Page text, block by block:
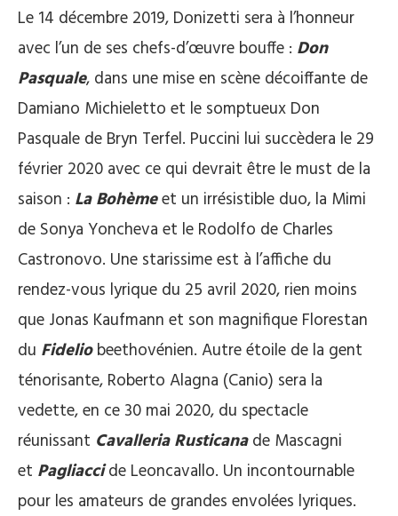
Le 14 décembre 2019, Donizetti sera à l’honneur
avec l’un de ses chefs-d’œuvre bouffe : Don
Pasquale, dans une mise en scène décoiffante de
Damiano Michieletto et le somptueux Don
Pasquale de Bryn Terfel. Puccini lui succèdera le 29
février 2020 avec ce qui devrait être le must de la
saison : La Bohèmeet un irrésistible duo, la Mimi
de Sonya Yoncheva et le Rodolfo de Charles
Castronovo. Une starissime est à l’affiche du
rendez-vous lyrique du 25 avril 2020, rien moins
que Jonas Kaufmann et son magnifique Florestan
du Fideliobeethovénien. Autre étoile de la gent
ténorisante, Roberto Alagna (Canio) sera la
vedette, en ce 30 mai 2020, du spectacle
réunissant Cavalleria Rusticanade Mascagni
et Pagliaccide Leoncavallo. Un incontournable
pour les amateurs de grandes envolées lyriques.